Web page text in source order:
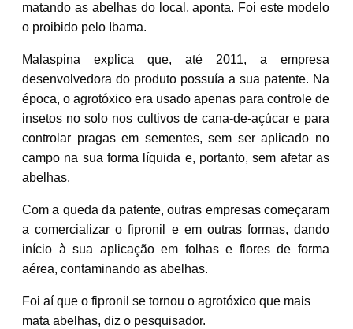
matando as abelhas do local, aponta. Foi este modelo
o proibido pelo Ibama.
Malaspina explica que, até 2011, a empresa
desenvolvedora do produto possuía a sua patente. Na
época, o agrotóxico era usado apenas para controle de
insetos no solo nos cultivos de cana-de-açúcar e para
controlar pragas em sementes, sem ser aplicado no
campo na sua forma líquida e, portanto, sem afetar as
abelhas.
Com a queda da patente, outras empresas começaram
a comercializar o fipronil e em outras formas, dando
início à sua aplicação em folhas e flores de forma
aérea, contaminando as abelhas.
Foi aí que o fipronil se tornou o agrotóxico que mais
mata abelhas, diz o pesquisador.